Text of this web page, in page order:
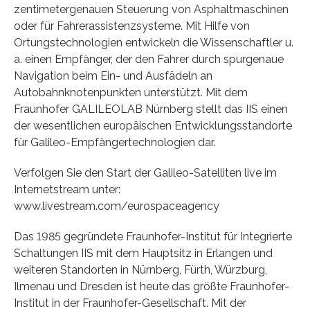
zentimetergenauen Steuerung von Asphaltmaschinen
oder für Fahrerassistenzsysteme. Mit Hilfe von
Ortungstechnologien entwickeln die Wissenschaftler u.
a. einen Empfänger, der den Fahrer durch spurgenaue
Navigation beim Ein- und Ausfädeln an
Autobahnknotenpunkten unterstützt. Mit dem
Fraunhofer GALILEOLAB Nürnberg stellt das IIS einen
der wesentlichen europäischen Entwicklungsstandorte
für Galileo-Empfängertechnologien dar.
Verfolgen Sie den Start der Galileo-Satelliten live im
Internetstream unter:
www.livestream.com/eurospaceagency
Das 1985 gegründete Fraunhofer-Institut für Integrierte
Schaltungen IIS mit dem Hauptsitz in Erlangen und
weiteren Standorten in Nürnberg, Fürth, Würzburg,
Ilmenau und Dresden ist heute das größte Fraunhofer-
Institut in der Fraunhofer-Gesellschaft. Mit der